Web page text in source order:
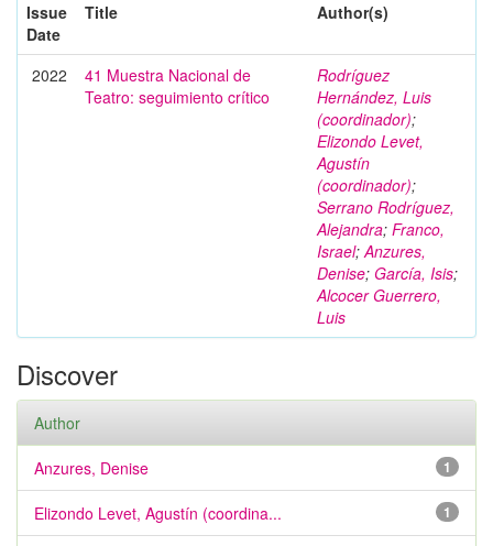
Issue
Date
Title Author(s)
2022
41 Muestra Nacional de
Teatro: seguimiento crítico
Rodríguez
Hernández, Luis
(coordinador);
Elizondo Levet,
Agustín
(coordinador);
Serrano Rodríguez,
Alejandra; Franco,
Israel;Anzures,
Denise; García, Isis;
Alcocer Guerrero,
Luis
Discover
Author
1
Anzures, Denise
1
Elizondo Levet, Agustín (coordina...